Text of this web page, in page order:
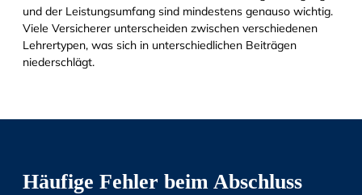
und der Leistungsumfang sind mindestens genauso wichtig.
Viele Versicherer unterscheiden zwischen verschiedenen
Lehrertypen, was sich in unterschiedlichen Beiträgen
niederschlägt.
Häufige Fehler beim Abschluss